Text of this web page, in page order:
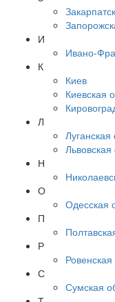
И
Ивано-
К
Киев
Киевская
Л
Луганская
Львовская
Н
О
Одесская
П
Р
Ровенская
С
Сумская